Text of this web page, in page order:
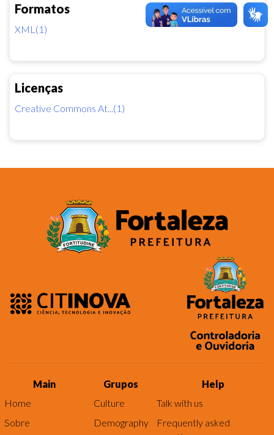
Formatos
XML(1)
Licenças
Creative Commons At...(1)
Main
Home
Sobre
Grupos
Culture
Demography
Help
Talk with us
Frequently asked